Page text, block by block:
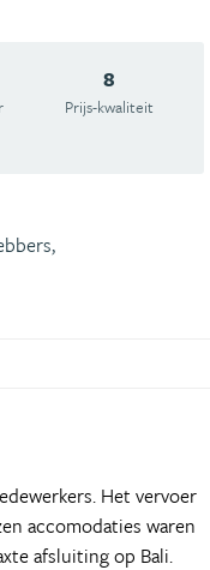
8
Prijs-kwaliteit
Het vervoer
accomodaties waren
afsluiting op Bali.